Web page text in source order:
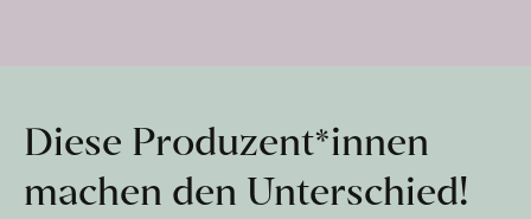
Diese Produzent*innen
machen den Unterschied!